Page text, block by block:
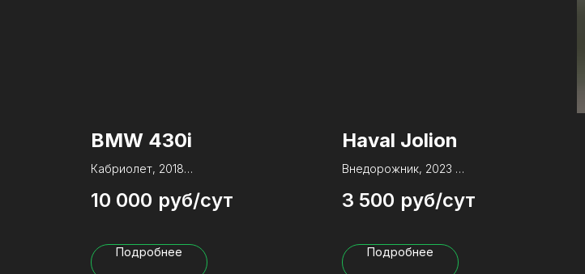
BMW 430i
Кабриолет, 2018
Тип КПП:Автомат
Лошадиные силы:
252
Расход топлива:
7.5 л
10 000 руб/сут
Подробнее
Haval Jolion
Внедорожник, 2023
Тип КПП: Робот
Лошадиные силы;
143
Расход топлива:
3 500 руб/сут
Подробнее